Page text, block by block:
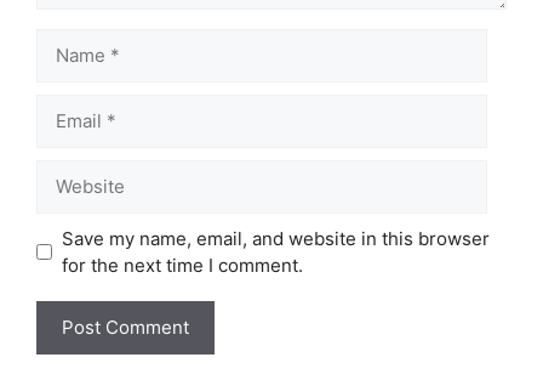
Save my name, email, and website in this browser
for the next time I comment.